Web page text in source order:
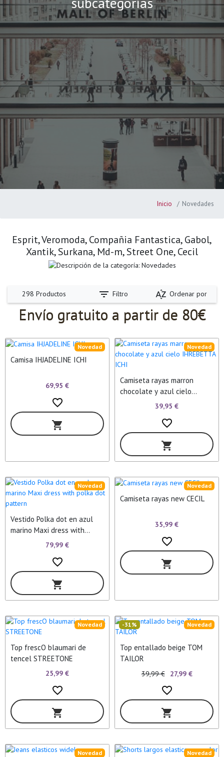
Inicio Novedades
Esprit, Veromoda, Compañia Fantastica, Gabol,
Xantik, Surkana, Md-m, Street One, Cecil
298 Productos filter_list Filtro sort_by_alpha Ordenar por
Envío gratuito a partir de 80€
Camisa IHJADELINE ICHI
Novedad
69,95 €
favorite_border
shopping_cart
Camiseta rayas marron
chocolate y azul cielo
IHREBETTA ICHI
Novedad
39,95 €
favorite_border
shopping_cart
Vestido Polka dot en azul
marino Maxi dress with
polka dot pattern
Novedad
79,99 €
favorite_border
shopping_cart
Camiseta rayas new CECIL
Novedad
35,99 €
favorite_border
shopping_cart
Top frescO blaumari de
tencel STREETONE
Novedad
25,99 €
favorite_border
shopping_cart
Top entallado beige TOM
TAILOR
Novedad
-31%
39,99 € 27,99 €
favorite_border
shopping_cart
Novedad Novedad